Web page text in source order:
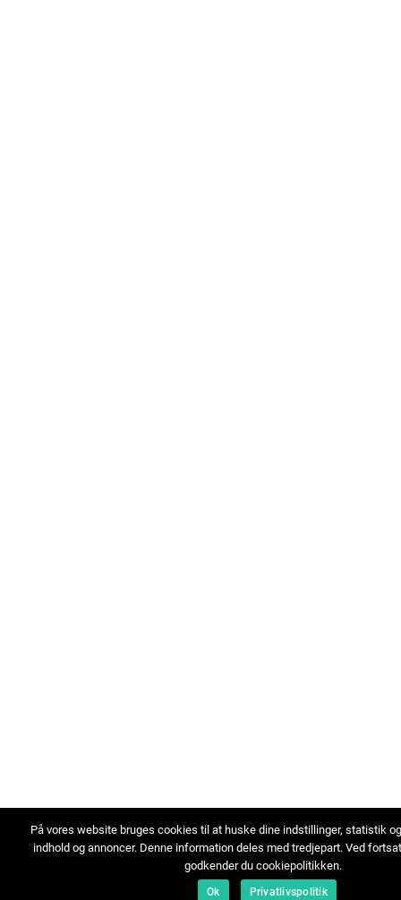
På vores website bruges cookies til at huske dine indstillinger, statistik
indhold og annoncer. Denne information deles med tredjepart. Ved
godkender du cookiepolitikken.
Ok Privatlivspolitik